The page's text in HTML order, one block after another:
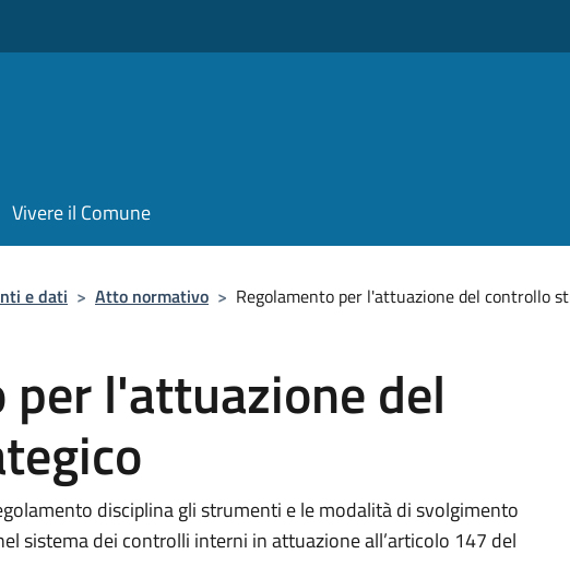
Vivere il Comune
e dati > Atto normativo > Regolamento per l'attuazione del controllo
per l'attuazione del
disciplina gli strumenti e le modalità di svolgimento
sistema dei controlli interni in attuazione all’articolo 147 del